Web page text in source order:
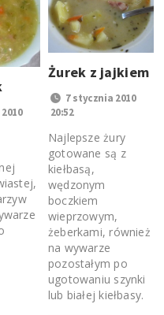
Żurek z jajkiem
7 stycznia 2010
20:52
Najlepsze żury
gotowane są z
kiełbasą,
wędzonym
boczkiem
wieprzowym,
żeberkami, również
na wywarze
pozostałym po
ugotowaniu szynki
lub białej kiełbasy.